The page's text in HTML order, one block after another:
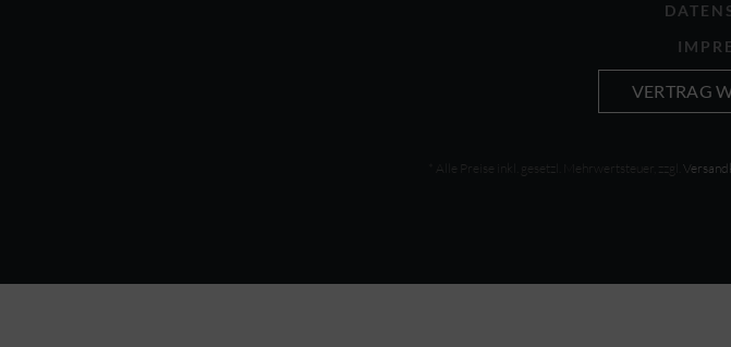
VERTRAG
* Alle Preise inkl. gesetzl. Mehrwertsteuer, zzgl.